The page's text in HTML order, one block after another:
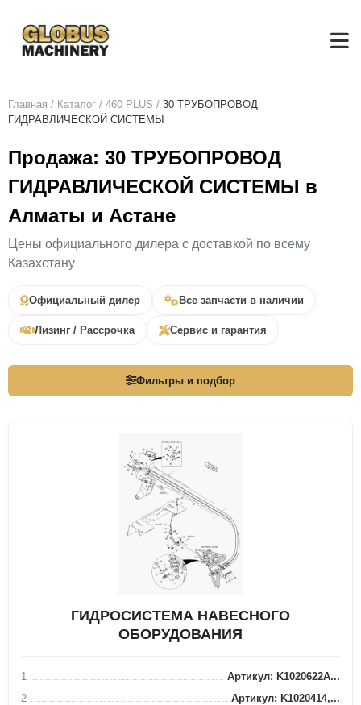
Главная / Каталог / 460 PLUS / 30 ТРУБОПРОВОД
ГИДРАВЛИЧЕСКОЙ СИСТЕМЫ
Продажа: 30 ТРУБОПРОВОД
ГИДРАВЛИЧЕСКОЙ СИСТЕМЫ в
Алматы и Астане
Цены официального дилера с доставкой по всему
Казахстану
Официальный дилер Все запчасти в наличии
Лизинг / Рассрочка Сервис и гарантия
Фильтры и подбор
ГИДРОСИСТЕМА НАВЕСНОГО
ОБОРУДОВАНИЯ
1
Артикул: K1020622A...
2
Артикул: K1020414,...